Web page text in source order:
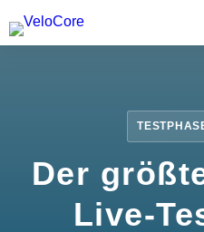
Partnerprogramm
Der
Live-